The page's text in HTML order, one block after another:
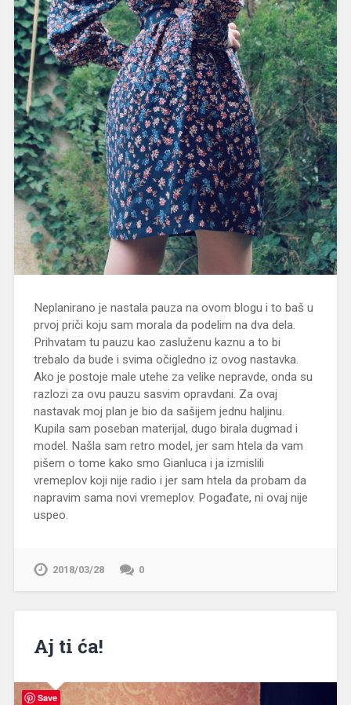
Neplanirano je nastala pauza na ovom blogu i to baš u
prvoj priči koju sam morala da podelim na dva dela.
Prihvatam tu pauzu kao zasluženu kaznu a to bi
trebalo da bude i svima očigledno iz ovog nastavka.
Ako je postoje male utehe za velike nepravde, onda su
razlozi za ovu pauzu sasvim opravdani. Za ovaj
nastavak moj plan je bio da sašijem jednu haljinu.
Kupila sam poseban materijal, dugo birala dugmad i
model. Našla sam retro model, jer sam htela da vam
pišem o tome kako smo Gianluca i ja izmislili
vremeplov koji nije radio i jer sam htela da probam da
napravim sama novi vremeplov. Pogađate, ni ovaj nije
uspeo.
2018/03/28 0
Aj ti ća!
Save